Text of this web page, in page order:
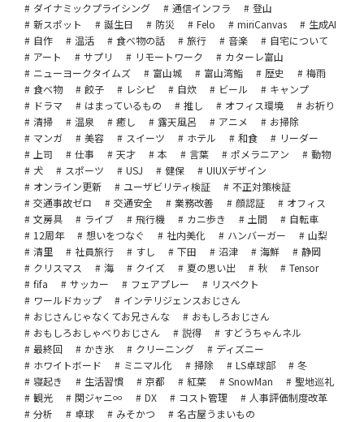
ダイナミックプライシング
通信インフラ
登山
新スポット
誕生日 防災 Felo miriCanvas
生成AI
自作
温活 食べ物の話 旅行 音楽
自宅について
アート
サプリ リモートワーク
カターレ富山
ニューヨークタイムズ
富山城 富山湾鮨 歴史
梅雨
食べ物
餃子 レシピ 自炊 ビール
キャンプ
ドラマ
はまっているもの 推し オフィス環境
お祈り
清掃
温泉 癒し 露天風呂 アニメ
お掃除
マンガ
美容 スイーツ ホテル 和食
リーダー
上司
仕事 天才 本 言葉 ポメラニアン
動物
犬
スポーツ USJ 健保
UIUXデザイン
オンライン更新
ユーザビリティ検証
不正対策検証
交通事故ゼロ
交通安全 業務改善 顔認証
オフィス
文房具
ライブ 飛行機 カニ歩き 土間
自転車
12周年
想いをつなぐ 社内美化 ハンバーガー
山梨
清里
社員旅行 すし 下田 沼津 海鮮
静岡
クリスマス
海 クイズ 夏の思い出 秋
Tensor
fifa
サッカー フェアプレー
リスペクト
ワールドカップ
インテリジェンスおじさん
おじさんじゃなくてお兄さんな
おもしろおじさん
おもしろおしゃべりおじさん
説得
すどうちゃんネル
最終回
かき氷 クリーニング
ディズニー
ホワイトボード
ミニマル化 掃除 LS卓球部
冬
寝起き
生活習慣 京都 紅葉 SnowMan
聖地巡礼
観光
関ジャニ∞ DX コスト管理
人事評価制度改革
分析
卓球 みそかつ
名古屋うまいもの